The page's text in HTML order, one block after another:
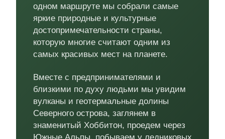
одном маршруте мы собрали самые
яркие природные и культурные
достопримечательности страны,
которую многие считают одним из
самых красивых мест на планете.
Вместе с предпринимателями и
близкими по духу людьми мы увидим
вулканы и геотермальные долины
Северного острова, заглянем в
знаменитый Хоббитон, проедем через